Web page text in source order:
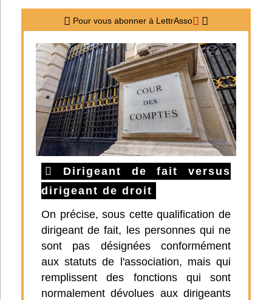
Pour vous abonner à LettrAsso
Dirigeant de fait versus
dirigeant de droit
On précise, sous cette qualification de
dirigeant de fait, les personnes qui ne
sont pas désignées conformément
aux statuts de l'association, mais qui
remplissent des fonctions qui sont
normalement dévolues aux dirigeants